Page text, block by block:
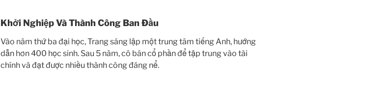
Khởi Nghiệp Và Thành Công Ban Đầu
Vào năm thứ ba đại học, Trang sáng lập một trung tâm tiếng Anh, hướng
dẫn hơn 400 học sinh. Sau 5 năm, cô bán cổ phần để tập trung vào tài
chính và đạt được nhiều thành công đáng nể.